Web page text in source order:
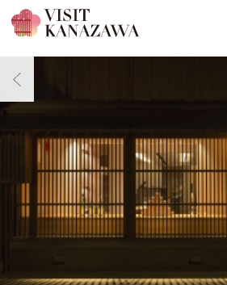
Inspírese
Planee su viaje
Travel Trade and Media